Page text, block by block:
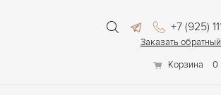
+7 (925)
Заказать
Корзина
0